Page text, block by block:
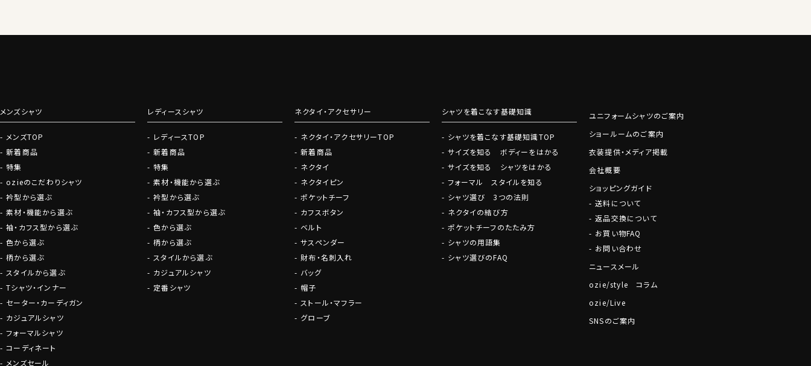
メンズシャツ
メンズTOP
新着商品
特集
ozieのこだわりシャツ
衿型から選ぶ
素材・機能から選ぶ
袖・カフス型から選ぶ
色から選ぶ
柄から選ぶ
スタイルから選ぶ
Tシャツ・インナー
セーター・カーディガン
カジュアルシャツ
フォーマルシャツ
コーディネート
メンズセール
レディースシャツ
レディースTOP
新着商品
特集
素材・機能から選ぶ
衿型から選ぶ
袖・カフス型から選ぶ
色から選ぶ
柄から選ぶ
スタイルから選ぶ
カジュアルシャツ
定番シャツ
ネクタイ・アクセサリー
ネクタイ・アクセサリーTOP
新着商品
ネクタイ
ネクタイピン
ポケットチーフ
カフスボタン
ベルト
サスペンダー
財布・名刺入れ
バッグ
帽子
ストール・マフラー
グローブ
シャツを着こなす基礎知識
シャツを着こなす基礎知識TOP
サイズを知る ボディーをはかる
サイズを知る シャツをはかる
フォーマル スタイルを知る
シャツ選び 3つの法則
ネクタイの結び方
ポケットチーフのたたみ方
シャツの用語集
シャツ選びのFAQ
ユニフォームシャツのご案内
ショールームのご案内
衣装提供・メディア掲載
会社概要
ショッピングガイド
送料について
返品交換について
お買い物FAQ
お問い合わせ
ニュースメール
ozie/style コラム
ozie/Live
SNSのご案内